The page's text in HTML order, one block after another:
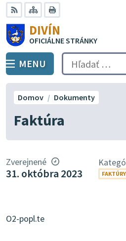
Preskočiť
na
obsah
RSS Mapa
DIVÍN
OFICIÁLNE STRÁNKY
PREPNÚŤ
MENU Hľadať:
Faktúra
Domov Dokumenty
Zverejnené
31. októbra 2023 FAKTÚRY
O2-popl.te